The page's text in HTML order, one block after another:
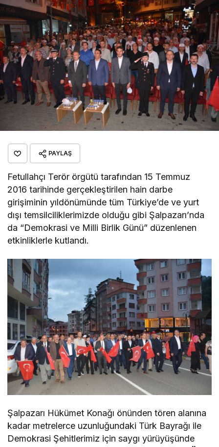
PAYLAŞ
Fetullahçı Terör örgütü tarafından 15 Temmuz
2016 tarihinde gerçekleştirilen hain darbe
girişiminin yıldönümünde tüm Türkiye’de ve yurt
dışı temsilciliklerimizde olduğu gibi Şalpazarı’nda
da “Demokrasi ve Milli Birlik Günü” düzenlenen
etkinliklerle kutlandı.
Şalpazarı Hükümet Konağı önünden tören alanına
kadar metrelerce uzunluğundaki Türk Bayrağı ile
Demokrasi Şehitlerimiz için saygı yürüyüşünde